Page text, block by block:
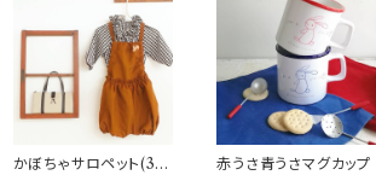
かぼちゃサロペット(3年
赤うさ青うさマグカップ